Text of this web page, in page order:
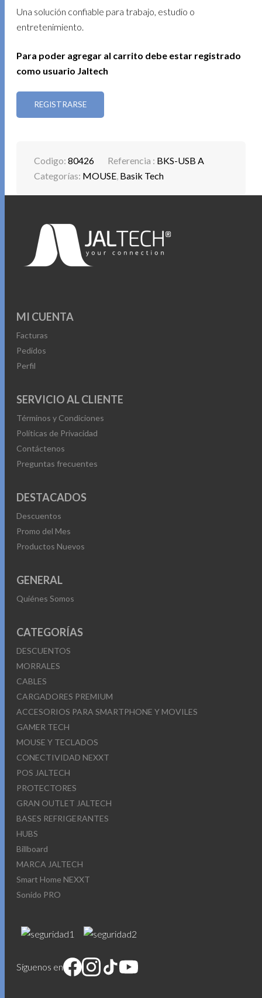
Una solución confiable para trabajo, estudio o
entretenimiento.
Para poder agregar al carrito debe estar registrado
como usuario Jaltech
REGISTRARSE
Codigo:80426 Referencia : BKS-USB A
Categorías: MOUSE, Basik Tech
MI CUENTA
Facturas
Pedidos
Perfil
SERVICIO AL CLIENTE
Términos y Condiciones
Políticas de Privacidad
Contáctenos
Preguntas frecuentes
DESTACADOS
Descuentos
Promo del Mes
Productos Nuevos
GENERAL
Quiénes Somos
CATEGORÍAS
DESCUENTOS
MORRALES
CABLES
CARGADORES PREMIUM
ACCESORIOS PARA SMARTPHONE Y MOVILES
GAMER TECH
MOUSE Y TECLADOS
CONECTIVIDAD NEXXT
POS JALTECH
PROTECTORES
GRAN OUTLET JALTECH
BASES REFRIGERANTES
HUBS
Billboard
MARCA JALTECH
Smart Home NEXXT
Sonido PRO
Síguenos en